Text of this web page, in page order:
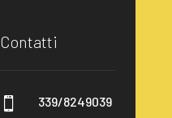
Contatti
 339/8249039